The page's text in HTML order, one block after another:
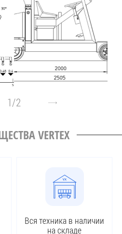
1/2
VERTEX
Вся техника в наличии
на складе